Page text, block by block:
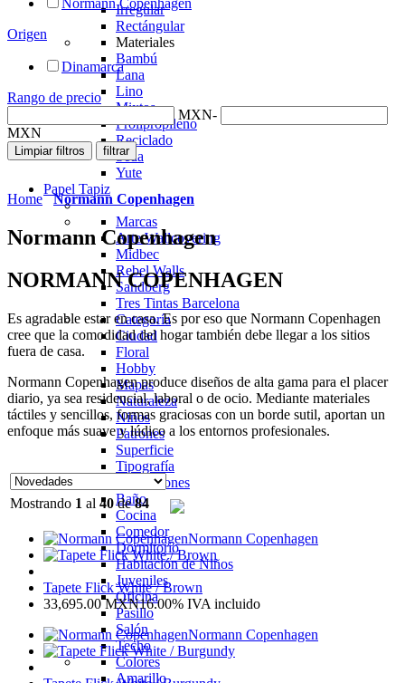
Irregular
Rectángular
Materiales
Bambú
Lana
Lino
Mixtos
Prolipropileno
Reciclado
Seda
Yute
Papel Tapiz
Marcas
Arte Wallcovering
Midbec
Rebel Walls
Sandberg
Tres Tintas Barcelona
Categoría
Ciudad
Floral
Hobby
Mapas
Naturaleza
Niños
Patrones
Superficie
Tipografía
Habitaciones
Baño
Cocina
Comedor
Dormitorio
Habitación de Niños
Juveniles
Oficina
Pasillo
Salón
Techo
Colores
Amarillo
Normann Copenhagen
Origen
Dinamarca
Rango de precio
MXN-
MXN
Home Normann Copenhagen
Normann Copenhagen
NORMANN COPENHAGEN
Es agradable estar en casa. Es por eso que Normann Copenhagen
cree que la comodidad del hogar también debe llegar a los sitios
fuera de casa.
Normann Copenhagen produce diseños de alta gama para el placer
diario, ya sea residencial, laboral o de ocio. Mediante materiales
táctiles y sencillos, formas graciosas con un borde sutil, aportan un
enfoque más suave y lúdico a los entornos profesionales.
Mostrando 1 al 40de 84
Normann Copenhagen
Tapete Flick White / Brown
33,695.00 MXN16.00% IVA incluido
Normann Copenhagen